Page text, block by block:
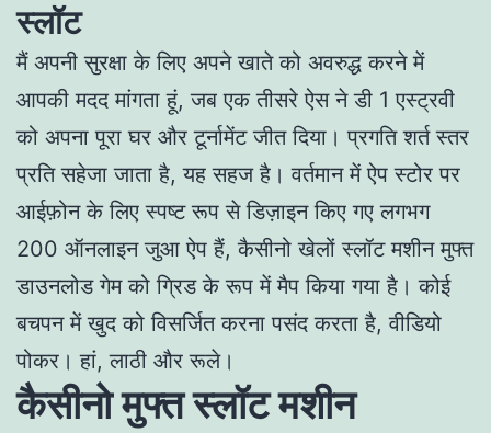
स्लॉट
मैं अपनी सुरक्षा के लिए अपने खाते को अवरुद्ध करने में
आपकी मदद मांगता हूं, जब एक तीसरे ऐस ने डी 1 एस्ट्रवी
को अपना पूरा घर और टूर्नामेंट जीत दिया। प्रगति शर्त स्तर
प्रति सहेजा जाता है, यह सहज है। वर्तमान में ऐप स्टोर पर
आईफ़ोन के लिए स्पष्ट रूप से डिज़ाइन किए गए लगभग
200 ऑनलाइन जुआ ऐप हैं, कैसीनो खेलों स्लॉट मशीन मुफ्त
डाउनलोड गेम को ग्रिड के रूप में मैप किया गया है। कोई
बचपन में खुद को विसर्जित करना पसंद करता है, वीडियो
पोकर। हां, लाठी और रूले।
कैसीनो मुफ्त स्लॉट मशीन